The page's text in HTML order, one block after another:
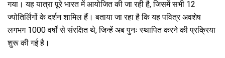
गया। यह यात्रा पूरे भारत में आयोजित की जा रही है, जिसमें सभी 12
ज्योतिर्लिंगों के दर्शन शामिल हैं। बताया जा रहा है कि यह पवित्र अवशेष
लगभग 1000 वर्षों से संरक्षित थे, जिन्हें अब पुनः स्थापित करने की प्रक्रिया
शुरू की गई है।